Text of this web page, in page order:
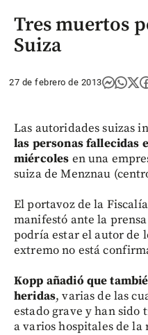
Tres muertos
Suiza
27 de febrero de 2013
Las autoridades suizas
las personas fallecidas
miércoles en una
suiza de Menznau
El portavoz de la
manifestó ante la
podría estar el autor de
extremo no está
Kopp añadió que
heridas, varias de las
estado grave y han sido
a varios hospitales de la